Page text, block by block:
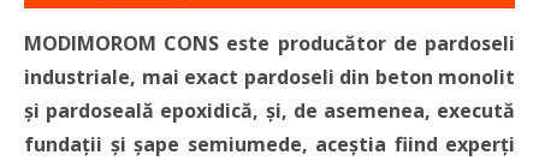
MODIMOROM CONS este producător de pardoseli
industriale, mai exact pardoseli din beton monolit
și pardoseală epoxidică, și, de asemenea, execută
fundații și șape semiumede, aceștia fiind experți